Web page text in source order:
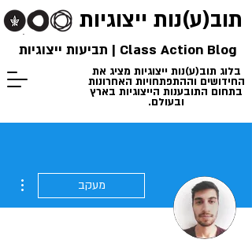
תוב(ע)נות ייצוגיות
בלוג תוב(ע)נות ייצוגיות מציג את
החידושים וההתפתחויות האחרונות
בתחום התובענות הייצוגיות בארץ
ובעולם.
Class Action Blog | תביעות ייצוגיות
מעקב